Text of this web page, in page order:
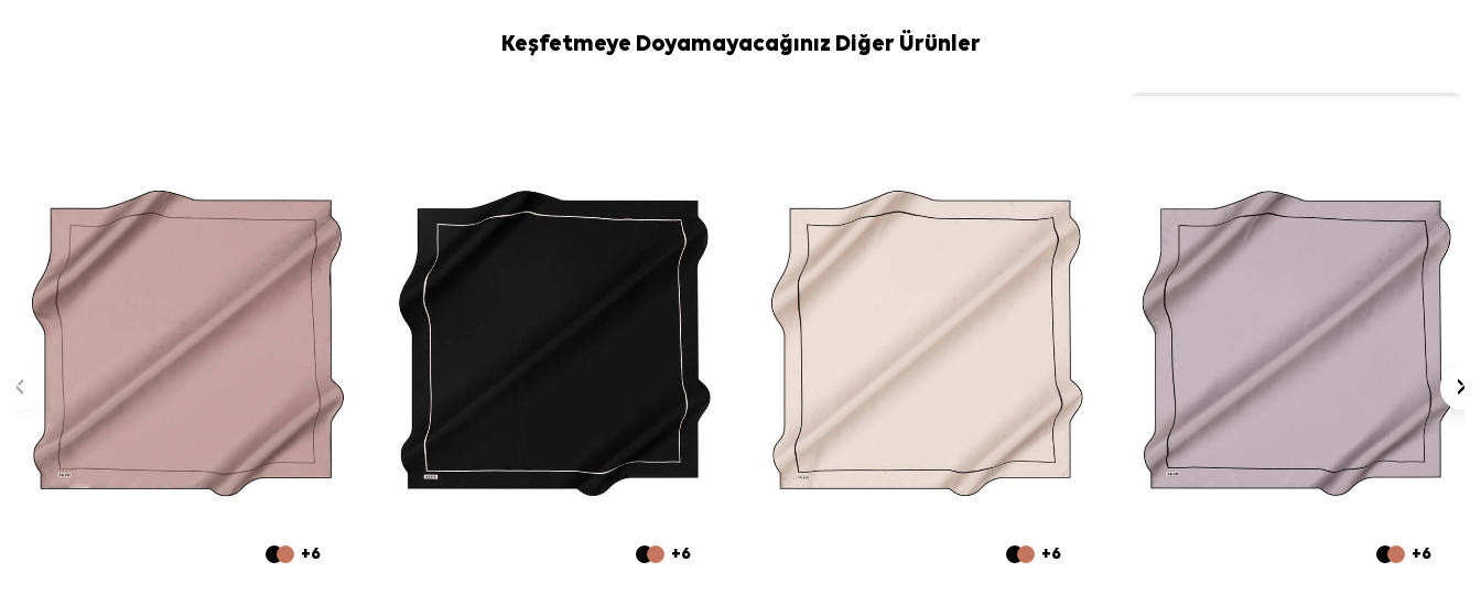
İpek ve hassas eşarpların bakımında, uygun durumlarda
Bu ipek eşarp hangi kombinlerle kullanılabilir?
Keşfetmeye Doyamayacağınız Diğer Ürünler
+6 +6 +6 +6